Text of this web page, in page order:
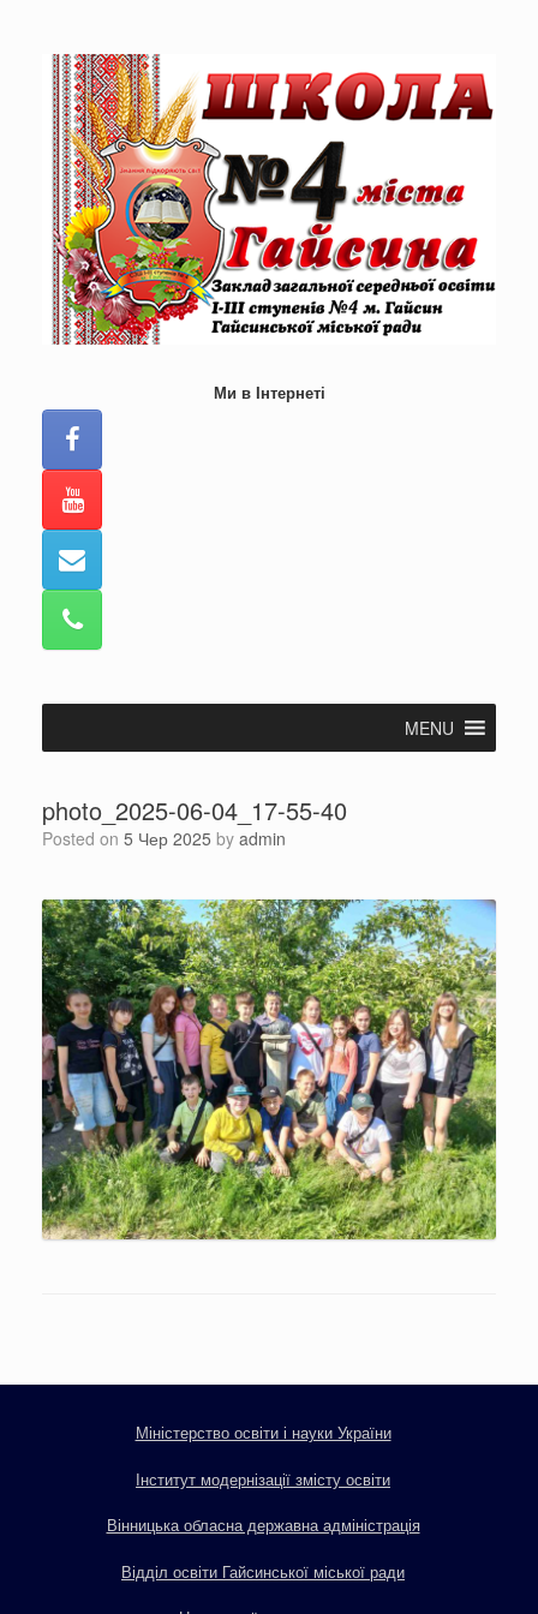
Ми в Інтернеті
MENU
photo_2025-06-04_17-55-40
Posted on 5 Чер 2025 by admin
Міністерство освіти і науки України
Інститут модернізації змісту освіти
Вінницька обласна державна адміністрація
Відділ освіти Гайсинської міської ради